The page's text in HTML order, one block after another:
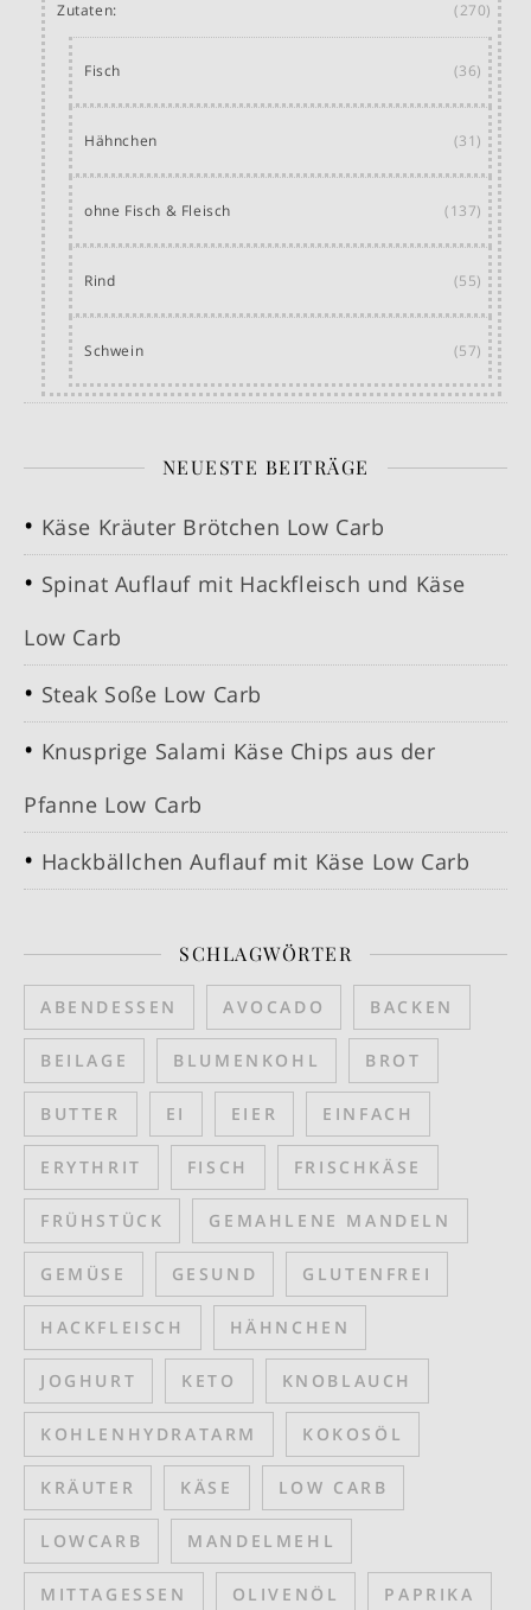
Zutaten: (270)
Fisch (36)
Hähnchen (31)
ohne Fisch & Fleisch (137)
Rind (55)
Schwein (57)
NEUESTE BEITRÄGE
Käse Kräuter Brötchen Low Carb
Spinat Auflauf mit Hackfleisch und Käse
Low Carb
Steak Soße Low Carb
Knusprige Salami Käse Chips aus der
Pfanne Low Carb
Hackbällchen Auflauf mit Käse Low Carb
SCHLAGWÖRTER
ABENDESSEN AVOCADO BACKEN
BEILAGE BLUMENKOHL BROT
BUTTER EI EIER EINFACH
ERYTHRIT FISCH FRISCHKÄSE
FRÜHSTÜCK GEMAHLENE MANDELN
GEMÜSE GESUND GLUTENFREI
HACKFLEISCH HÄHNCHEN
JOGHURT KETO KNOBLAUCH
KOHLENHYDRATARM KOKOSÖL
KRÄUTER KÄSE LOW CARB
LOWCARB MANDELMEHL
MITTAGESSEN OLIVENÖL PAPRIKA